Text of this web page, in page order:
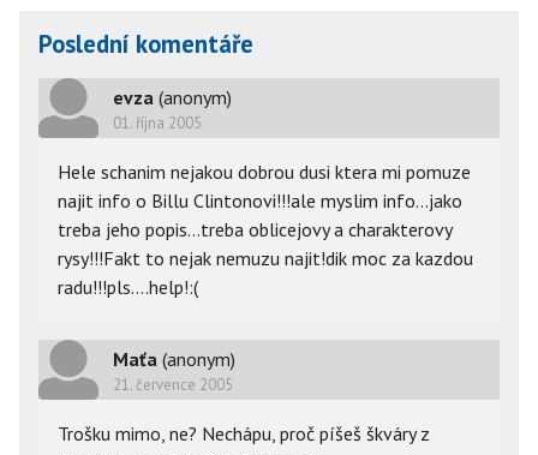
Poslední komentáře
evza (anonym)
01. října 2005
Hele schanim nejakou dobrou dusi ktera mi pomuze
najit info o Billu Clintonovi!!!ale myslim info...jako
treba jeho popis...treba oblicejovy a charakterovy
rysy!!!Fakt to nejak nemuzu najit!dik moc za kazdou
radu!!!pls....help!:(
Maťa (anonym)
21. července 2005
Trošku mimo, ne? Nechápu, proč píšeš škváry z